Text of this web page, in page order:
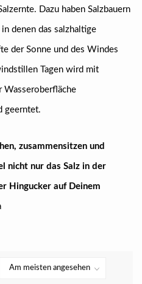
Dazu haben Salzbauern
denen das salzhaltige
der Sonne und des Windes
Tagen wird mit
Wasseroberfläche
geerntet.
zusammensitzen und
nicht nur das Salz in der
Hingucker auf Deinem